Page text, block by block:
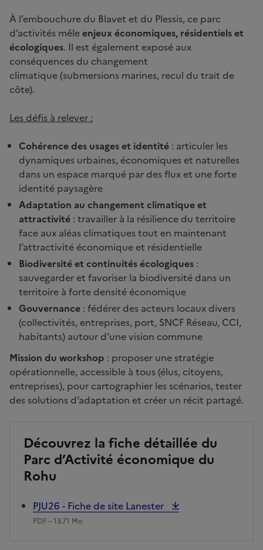
À l’embouchure du Blavet et du Plessis, ce parc
d’activités mêleenjeux économiques, résidentiels et
écologiques. Il est également exposé aux
conséquences du changement
climatique (submersions marines, recul du trait de
côte).
Les défis à relever :
Cohérence des usages et identité : articuler les
dynamiques urbaines, économiques et naturelles
dans un espace marqué par des flux et une forte
identité paysagère
Adaptation au changement climatique et
attractivité : travailler à la résilience du territoire
face aux aléas climatiques tout en maintenant
l’attractivité économique et résidentielle
Biodiversité et continuités écologiques :
sauvegarder et favoriser la biodiversité dans un
territoire à forte densité économique
Gouvernance : fédérer des acteurs locaux divers
(collectivités, entreprises, port, SNCF Réseau, CCI,
habitants) autour d’une vision commune
Mission du workshop : proposer une stratégie
opérationnelle, accessible à tous (élus, citoyens,
entreprises), pour cartographier les scénarios, tester
des solutions d’adaptation et créer un récit partagé.
Découvrez la fiche détaillée du
Parc d’Activité économique du
Rohu
PJU26 - Fiche de site Lanester
PDF – 13.71 Mo